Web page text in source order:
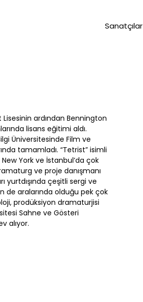
Sanatçılar
ardından Bennington
lisans eğitimi aldı.
Üniversitesinde Film ve
tamamladı. “Tetrist” isimli
York ve İstanbul’da çok
ve proje danışmanı
yurtdışında çeşitli sergi ve
de aralarında olduğu pek çok
prodüksiyon dramaturjisi
Sahne ve Gösteri
alıyor.